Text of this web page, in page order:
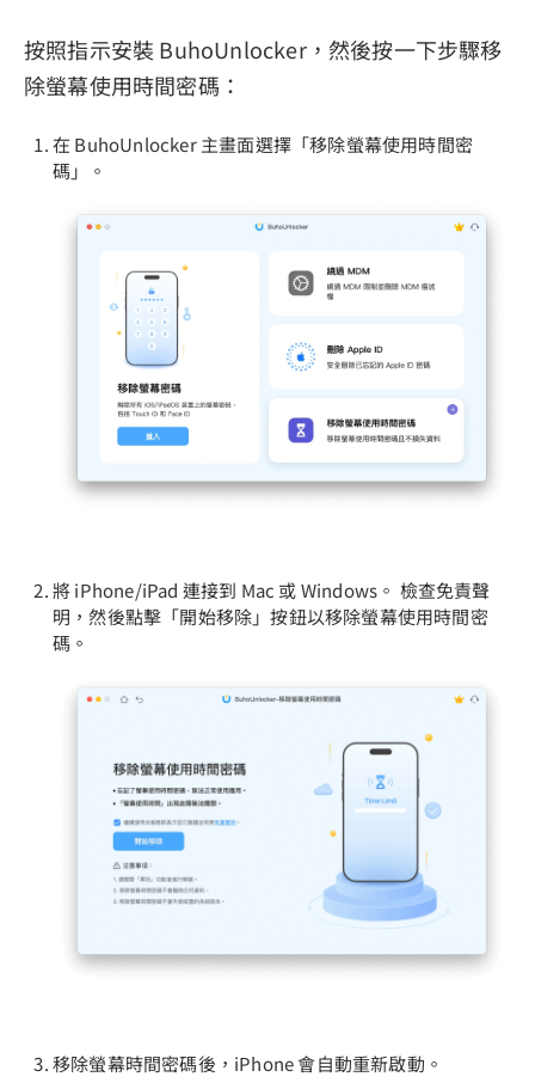
按照指示安裝 BuhoUnlocker，然後按一下步驟移
除螢幕使用時間密碼：
在 BuhoUnlocker 主畫面選擇「移除螢幕使用時間密
碼」。
將 iPhone/iPad 連接到 Mac 或 Windows。 檢查免責聲
明，然後點擊「開始移除」按鈕以移除螢幕使用時間密
碼。
移除螢幕時間密碼後，iPhone 會自動重新啟動。